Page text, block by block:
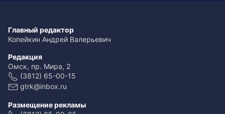
Главный редактор
Копейкин Андрей Валерьевич
Редакция
Омск, пр. Мира, 2
(3812) 65-00-15
gtrk@inbox.ru
Размещение рекламы